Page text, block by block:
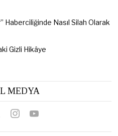
Haberciliğinde Nasıl Silah Olarak
Gizli Hikâye
MEDYA